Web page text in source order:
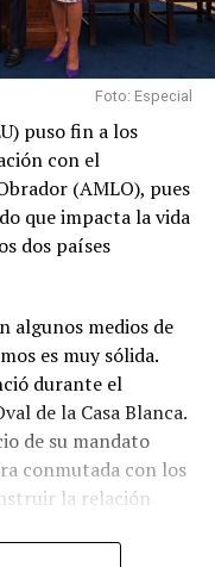
Foto: Especial
puso fin a los
con el
(AMLO), pues
que impacta la vida
dos países
algunos medios de
es muy sólida.
durante el
de la Casa Blanca.
de su mandato
conmutada con los
la relación